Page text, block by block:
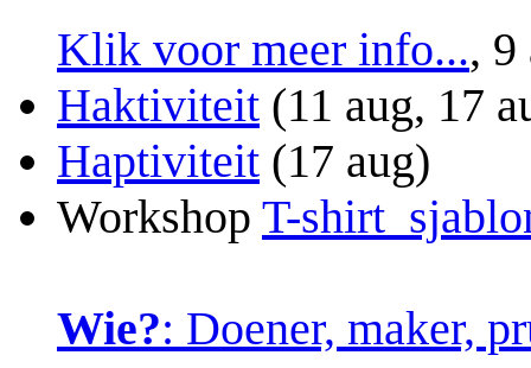
Klik voor meer info..., 9
Haktiviteit (11 aug, 17
Haptiviteit (17 aug)
Workshop T-
Wie?: Doener, maker,